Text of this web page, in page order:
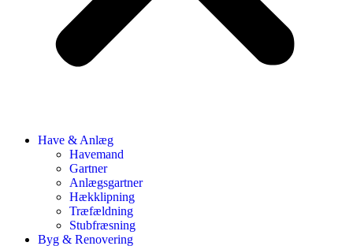
Have & Anlæg
Havemand
Gartner
Anlægsgartner
Hækklipning
Træfældning
Stubfræsning
Byg & Renovering